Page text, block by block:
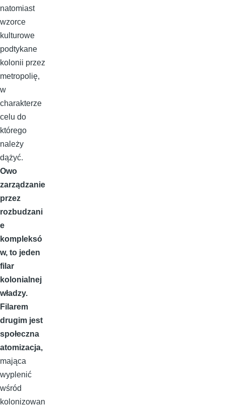
natomiast
wzorce
kulturowe
podtykane
kolonii przez
metropolię,
w
charakterze
celu do
którego
należy
dążyć.
Owo
zarządzanie
przez
rozbudzani
e
kompleksó
w, to jeden
filar
kolonialnej
władzy.
Filarem
drugim jest
społeczna
atomizacja,
mająca
wyplenić
wśród
kolonizowan